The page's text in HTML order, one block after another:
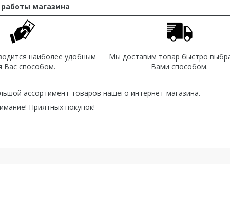
магазина
наиболее удобным
Вас способом.
Мы доставим товар быстро
Вами способом.
ассортимент товаров нашего интернет-магазина.
Приятных покупок!